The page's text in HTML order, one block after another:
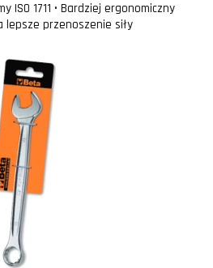
ISO 1711 • Bardziej ergonomiczny
lepsze przenoszenie siły